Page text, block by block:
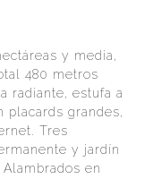
y media,
480 metros
radiante, estufa a
placards grandes,
Tres
y jardín
en